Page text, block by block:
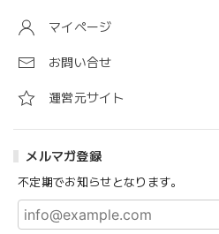
マイページ
お問い合せ
運営元サイト
メルマガ登録
不定期でお知らせとなります。